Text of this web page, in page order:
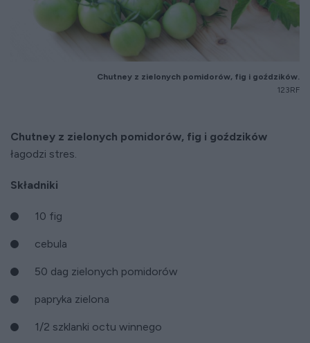
Chutney z zielonych pomidorów, fig i goździków.
123RF
Chutney z zielonych pomidorów, fig i goździków
łagodzi stres.
Składniki
10 fig
cebula
50 dag zielonych pomidorów
papryka zielona
1/2 szklanki octu winnego